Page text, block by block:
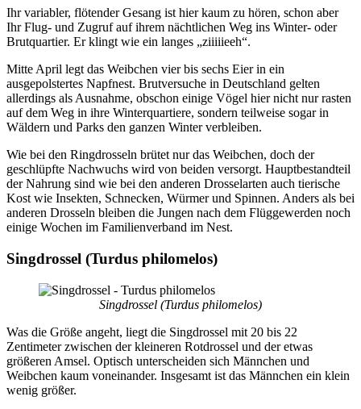
Ihr variabler, flötender Gesang ist hier kaum zu hören, schon aber
Ihr Flug- und Zugruf auf ihrem nächtlichen Weg ins Winter- oder
Brutquartier. Er klingt wie ein langes „ziiiiieeh“.
Mitte April legt das Weibchen vier bis sechs Eier in ein
ausgepolstertes Napfnest. Brutversuche in Deutschland gelten
allerdings als Ausnahme, obschon einige Vögel hier nicht nur rasten
auf dem Weg in ihre Winterquartiere, sondern teilweise sogar in
Wäldern und Parks den ganzen Winter verbleiben.
Wie bei den Ringdrosseln brütet nur das Weibchen, doch der
geschlüpfte Nachwuchs wird von beiden versorgt. Hauptbestandteil
der Nahrung sind wie bei den anderen Drosselarten auch tierische
Kost wie Insekten, Schnecken, Würmer und Spinnen. Anders als bei
anderen Drosseln bleiben die Jungen nach dem Flüggewerden noch
einige Wochen im Familienverband im Nest.
Singdrossel (Turdus philomelos)
Singdrossel (Turdus philomelos)
Was die Größe angeht, liegt die Singdrossel mit 20 bis 22
Zentimeter zwischen der kleineren Rotdrossel und der etwas
größeren Amsel. Optisch unterscheiden sich Männchen und
Weibchen kaum voneinander. Insgesamt ist das Männchen ein klein
wenig größer.